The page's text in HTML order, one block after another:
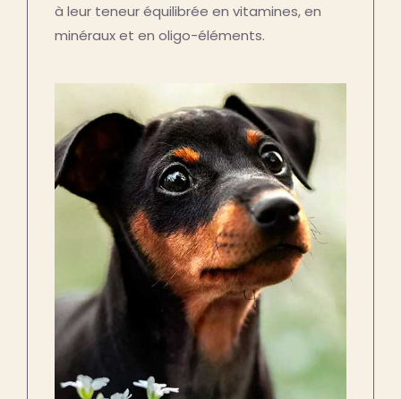
à leur teneur équilibrée en vitamines, en
minéraux et en oligo-éléments.